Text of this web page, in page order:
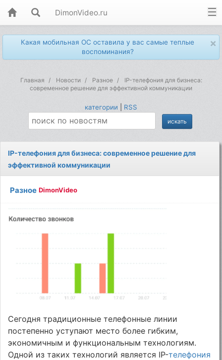
DimonVideo.ru
×
Какая мобильная ОС оставила у вас самые теплые
воспоминания?
Главная Новости Разное
IP-телефония для бизнеса:
современное решение для эффективной коммуникации
категории RSS
IP-телефония для бизнеса: современное решение для
эффективной коммуникации
Разное DimonVideo
Сегодня традиционные телефонные линии
постепенно уступают место более гибким,
экономичным и функциональным технологиям.
Одной из таких технологий является IP-телефония